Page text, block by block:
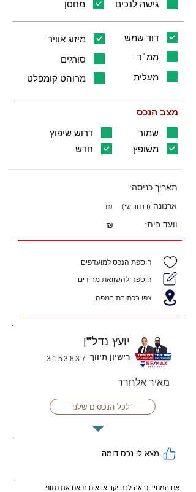
מחסן
גישה לנכים
מיזוג אוויר
דוד שמש
סורגים
ממ"ד
מרוהט קומפלט
מעלית
מצב הנכס
דרוש שיפוץ
שמור
חדש
משופץ
תאריך כניסה:
₪
ארנונה (דו חודשי)
₪ וועד בית:
הוספת הנכס למועדפים
הוספה להשוואת מחירים
צפו בכתובת במפה
יועץ נדל"ן
3153837 רישיון תיווך
מאיר אלחרר
לכל הנכסים שלנו
מצא לי נכס דומה
אם המחיר נראה לכם יקר או אינו תואם את נתוני